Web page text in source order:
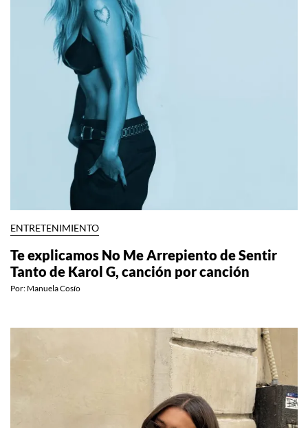
ENTRETENIMIENTO
Te explicamos No Me Arrepiento de Sentir
Tanto de Karol G, canción por canción
Por: Manuela Cosío